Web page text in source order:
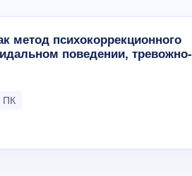
метод психокоррекционного
поведении, тревожно-
ПК